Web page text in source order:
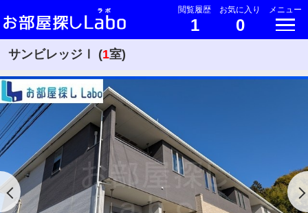
閲覧履歴
1
お気に入り
0
メニュー
サンビレッジⅠ (1室)